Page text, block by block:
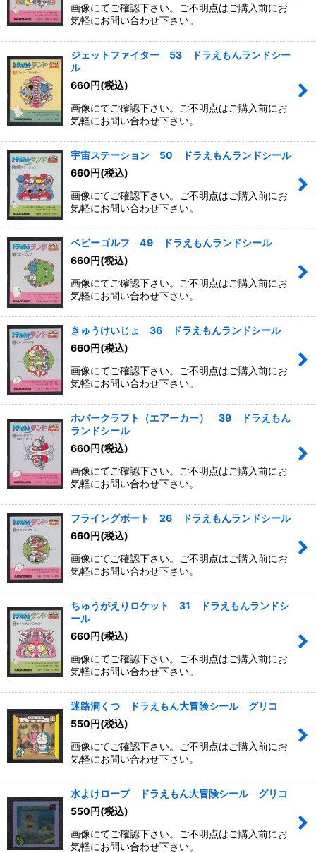
画像にてご確認下さい。ご不明点はご購入前にお
気軽にお問い合わせ下さい。
ジェットファイター 53 ドラえもんランドシー
ル
660円(税込)
画像にてご確認下さい。ご不明点はご購入前にお
気軽にお問い合わせ下さい。
宇宙ステーション 50 ドラえもんランドシール
660円(税込)
画像にてご確認下さい。ご不明点はご購入前にお
気軽にお問い合わせ下さい。
ベビーゴルフ 49 ドラえもんランドシール
660円(税込)
画像にてご確認下さい。ご不明点はご購入前にお
気軽にお問い合わせ下さい。
きゅうけいじょ 36 ドラえもんランドシール
660円(税込)
画像にてご確認下さい。ご不明点はご購入前にお
気軽にお問い合わせ下さい。
ホバークラフト（エアーカー） 39 ドラえもん
ランドシール
660円(税込)
画像にてご確認下さい。ご不明点はご購入前にお
気軽にお問い合わせ下さい。
フライングボート 26 ドラえもんランドシール
660円(税込)
画像にてご確認下さい。ご不明点はご購入前にお
気軽にお問い合わせ下さい。
ちゅうがえりロケット 31 ドラえもんランドシ
ール
660円(税込)
画像にてご確認下さい。ご不明点はご購入前にお
気軽にお問い合わせ下さい。
迷路洞くつ ドラえもん大冒険シール グリコ
550円(税込)
画像にてご確認下さい。ご不明点はご購入前にお
気軽にお問い合わせ下さい。
水よけロープ ドラえもん大冒険シール グリコ
550円(税込)
画像にてご確認下さい。ご不明点はご購入前にお
気軽にお問い合わせ下さい。